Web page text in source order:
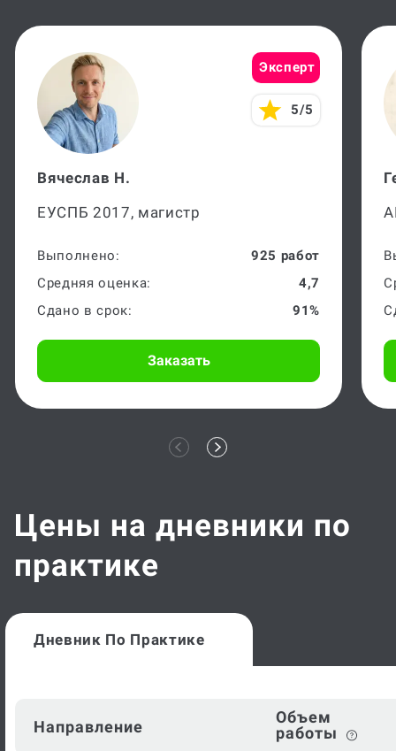
Эксперт
5/5
Вячеслав Н.
ЕУСПБ 2017, магистр
Выполнено:
925 работ
Средняя оценка:
4,7
Сдано в срок:
91%
Заказать
Цены на дневники по
практике
Дневник По Практике
Направление
Объем
работы